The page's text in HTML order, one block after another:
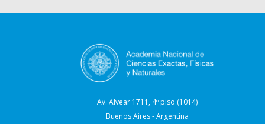
Av. Alvear 1711, 4º piso (1014)
Buenos Aires - Argentina